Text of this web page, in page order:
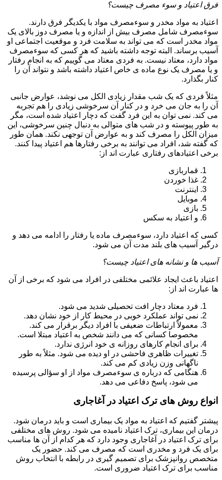
فرق اعتیاد و سوء مصرف چیست؟
اعتیاد به مواد مخدر و سوءمصرف مواد با یکدیگر فرق دارند.
سوءمصرف شامل مصرف بیش از اندازه و یا مصرف دوز بالای یک
مواد مخدر است که می تواند به سلامت فرد و موقعیت اجتماعی او
آسیب برساند. البته توجه داشته باشید که هر کسی که سوءمصرف
مواد دارد، معتاد نیست. به فردی معتاد می گوییم که به انجام رفتار
و یا مصرف یک نوع ماده ی خاص اعتیاد داشته باشد و نتواند آن را
کنار بگذارد.
مثلاً فردی که یک شب مقدار زیادی الکل می نوشد، عوارض جانبی
آن را به جان می خرد و در کنار آن سرخوشی زیادی را هم تجربه
می کند. نمی توان به این فرد گفت که دچار اعتیاد شده است، مگر
به طور پیوسته و در شب های متوالی به دنبال چنین سرخوشی، این
میزان الکل را مصرف کند و به عوارض آن توجهی نکند. همان طور
که گفته شد، افراد می توانند به برخی رفتارها هم اعتیاد پیدا کنند.
برخی اعتیادهای رفتاری عبارت اند از:
قماربازی
غذا خوردن
اینترنت
موبایل
بازی
و اعتیاد به سکس
کسی که اعتیاد دارد، سوءمصرف ماده یا رفتار را ادامه می دهد و
درگیر آسیب های بلند مدت آن می شود.
آسیب ها و نشانه های اعتیاد چیست؟
اعتیاد باعث ایجاد علائمی مختلفی در افراد می شود که برخی از آن
ها عبارت اند از:
فرد معتاد دچار افت تحصیلی شدید می شود.
نمی تواند عملکرد خوبی در محیط کار از خود نشان دهد.
معمولاً ارتباطات ضعیفی با افراد دیگر برقرار می کند.
مخصوصا کسانی که می دانند شخص به اعتیاد مبتلا است.
برای انجام کارهای روزانه ی خود انرژی ندارد.
تغییرات ظاهری فاحشی در او دیده می شود. مثلاً به طور
ناگهانی وزن زیادی کم می کند.
هنگامی که درباره ی سوءمصرف مواد از او سؤالی پرسیده
می شود، پاسخ دفاعی می دهد.
انواع روش های ترک اعتیاد در آغاجاری
پیشتر گفتیم که اعتیاد به مواد یک بیماری است و باید درمان شود.
درمان این بیماری، ترک اعتیاد نامیده می شود. روش های مختلفی
برای ترک اعتیاد در آغاجاری وجود دارد که هر کدام از آن ها مناسب
برای یک فرد و مخدری است که مصرف می کند. حضور یک
متخصص روانپزشک برای تصمیم گیری در رابطه با انتخاب روش
مناسب برای ترک اعتیاد ضروری است.